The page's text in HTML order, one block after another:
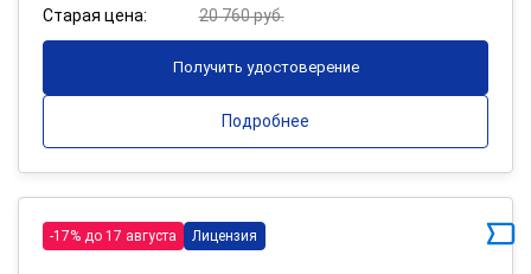
Старая цена:
20 760 руб.
Получить удостоверение
Подробнее
-17% до 17 августа Лицензия